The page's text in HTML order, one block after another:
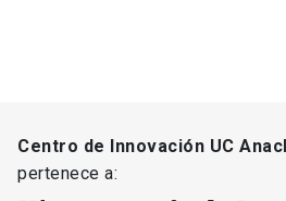
Centro de Innovación UC
pertenece a: